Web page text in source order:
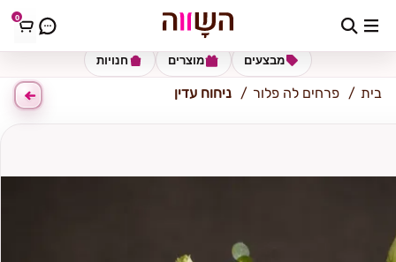
0 אור עקיבא
חנויות מוצרים מבצעים
בית פרחים לה פלור ניחוח עדין